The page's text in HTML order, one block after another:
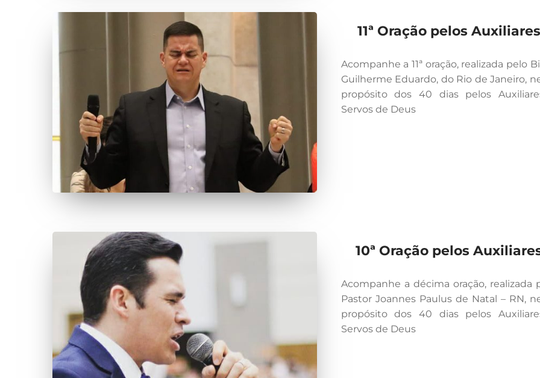
11ª Oração pelos Auxiliares
Acompanhe a 11ª oração, realizada pelo
Guilherme Eduardo, do Rio de Janeiro,
propósito dos 40 dias pelos
Servos de Deus
10ª Oração pelos
Acompanhe a décima oração, realizada
Pastor Joannes Paulus de Natal – RN,
propósito dos 40 dias pelos
Servos de Deus